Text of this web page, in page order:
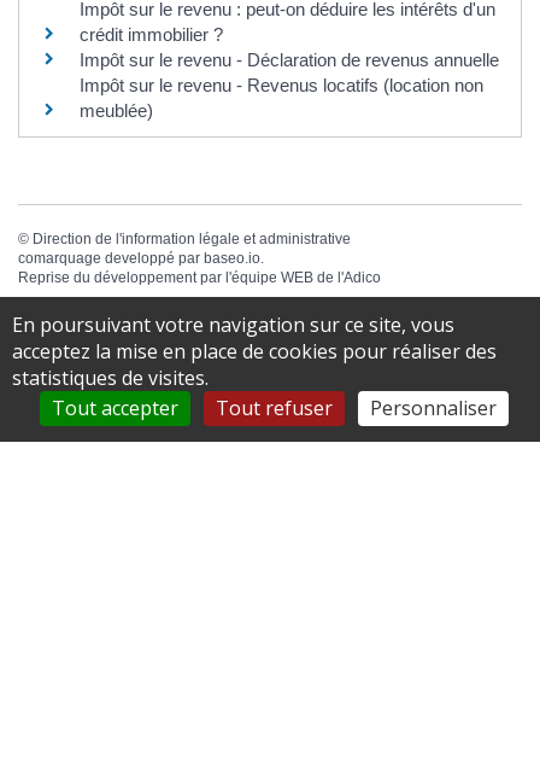
Impôt sur le revenu : peut-on déduire les intérêts d'un
crédit immobilier ?
Impôt sur le revenu - Déclaration de revenus annuelle
Impôt sur le revenu - Revenus locatifs (location non
meublée)
© Direction de l'information légale et administrative
comarquage developpé par baseo.io.
Reprise du développement par l'équipe WEB de l'Adico
En poursuivant votre navigation sur ce site, vous
acceptez la mise en place de cookies pour réaliser des
statistiques de visites.
Tout accepter
Tout refuser Personnaliser